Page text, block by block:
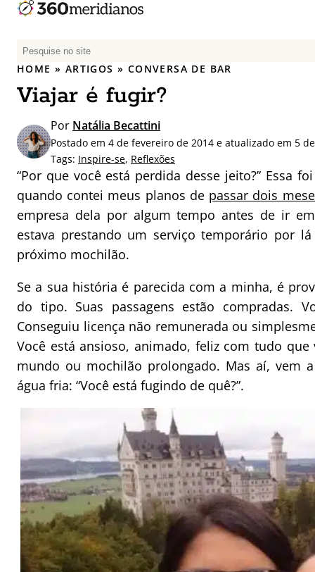
P
e
q
i
s
p
o
r
:
HOME » ARTIGOS » CONVERSA DE BAR
Viajar é fugir?
Por Natália Becattini
Postado em 4 de fevereiro de 2014 e atualizado em 5
Tags: Inspire-se, Reflexões
“Por que você está perdida desse jeito?” Essa
quando contei meus planos de passar dois
empresa dela por algum tempo antes de ir
estava prestando um serviço temporário por
próximo mochilão.
Se a sua história é parecida com a minha, é
do tipo. Suas passagens estão compradas.
Conseguiu licença não remunerada ou
Você está ansioso, animado, feliz com tudo
mundo ou mochilão prolongado. Mas aí, vem
água fria: “Você está fugindo de quê?”.